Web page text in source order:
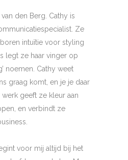
van den Berg. Cathy is
Ze
intuïtie voor styling
legt ze haar vinger op
noemen. Cathy weet
graag komt, en je je daar
werk geeft ze kleur aan
en verbindt ze
voor mij altijd bij het